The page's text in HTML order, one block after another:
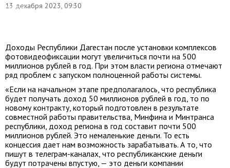
13 декабря 2023, 09:30
Михаил
Доходы Республики Дагестан после установки комплексов
фотовидеофиксации могут увеличиться почти на 500
миллионов рублей в год. При этом власти региона отмечают
ряд проблем с запуском полноценной работы системы.
«Если на начальном этапе предполагалось, что республика
будет получать доход 50 миллионов рублей в год, то по
новому контракту, который подготовлен в результате
совместной работы правительства, Минфина и Минтранса
республики, доход региона в год составит почти 500
миллионов рублей. Это немаленькие деньги. То есть
концессия дает нам возможность зарабатывать. А то, что
пишут в телеграм-каналах, что республиканские деньги
будут потрачены впустую, — это деньги компании